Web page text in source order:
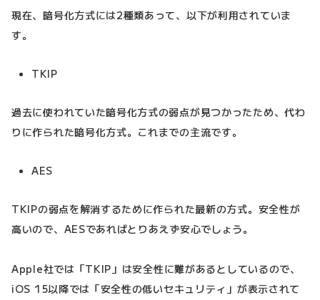
現在、暗号化方式には2種類あって、以下が利用されていま
す。
TKIP
過去に使われていた暗号化方式の弱点が見つかったため、代わ
りに作られた暗号化方式。これまでの主流です。
AES
TKIPの弱点を解消するために作られた最新の方式。安全性が
高いので、AESであればとりあえず安心でしょう。
Apple社では「TKIP」は安全性に難があるとしているので、
iOS 15以降では「安全性の低いセキュリティ」が表示されて